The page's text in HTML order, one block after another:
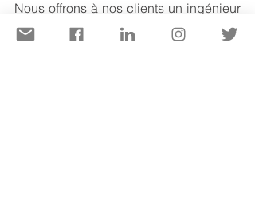
Nous offrons à nos clients un ingénieur
de projet dédié pour chaque ordre de
travail, qui est le point focal pour la